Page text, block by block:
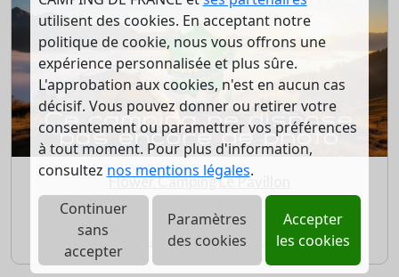
utilisent des cookies. En acceptant notre
politique de cookie, nous vous offrons une
expérience personnalisée et plus sûre.
L'approbation aux cookies, n'est en aucun cas
décisif. Vous pouvez donner ou retirer votre
consentement ou paramettrer vos préférences
à tout moment. Pour plus d'information,
consultez nos mentions légales.
Continuer
sans
accepter
Paramètres
des cookies
Accepter
les cookies
Flower Camping Le Pavillon
0/5 (0 avis)
La mothe achard - Vendée (85)